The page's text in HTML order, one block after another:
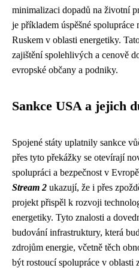
minimalizaci dopadů na životní
je příkladem úspěšné
Ruskem v oblasti energetiky.
zajištění spolehlivých a cenově
evropské občany a podniky.
Sankce USA a jejich
Spojené státy uplatnily sankce
přes tyto překážky se otevírají
spolupráci a bezpečnost v
Stream 2 ukazují, že i přes
projekt přispěl k rozvoji
energetiky. Tyto znalosti a
budování infrastruktury, která
zdrojům energie, včetně těch
být rostoucí spolupráce v oblasti